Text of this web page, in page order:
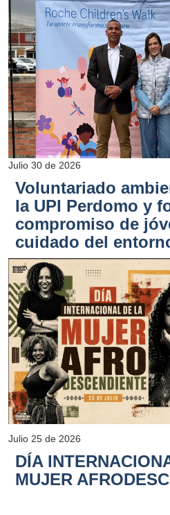
Julio 30 de 2026
Voluntariado
la UPI Perdomo y
compromiso de
cuidado del
Julio 25 de 2026
DÍA
MUJER